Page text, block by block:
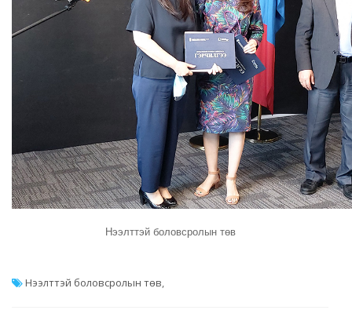
Нээлттэй боловсролын төв
Нээлттэй боловсролын төв,